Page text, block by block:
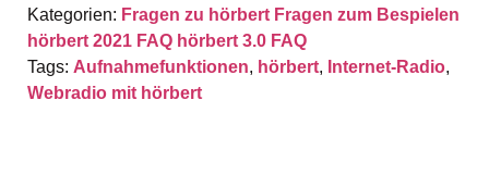
Kategorien: Fragen zu hörbert Fragen zum Bespielen
hörbert 2021 FAQ hörbert 3.0 FAQ
Tags: Aufnahmefunktionen, hörbert, Internet-Radio,
Webradio mit hörbert